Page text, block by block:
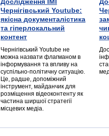
Чернігівський Youtube:
якісна документалістика
та гіперлокальний
контент
Чернігівський Youtube не
можна назвати флагманом в
інформування та впливу на
суспільно-політичну ситуацію.
Це, радше, допоміжний
інструмент, майданчик для
розміщення відеоконтенту як
частина ширшої стратегії
місцевих медіа.